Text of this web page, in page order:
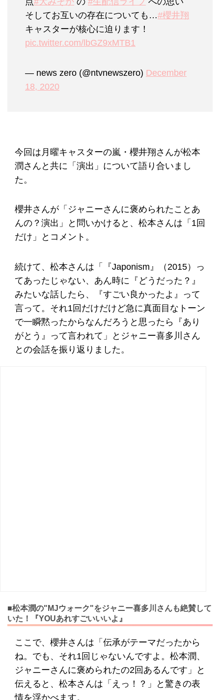
そしてお互いの存在についても…#櫻井翔
キャスターが核心に迫ります！
pic.twitter.com/lbGZ9xMTB1
— news zero (@ntvnewszero) December
18, 2020
今回は月曜キャスターの嵐・櫻井翔さんが松本
潤さんと共に「演出」について語り合いまし
た。
櫻井さんが「ジャニーさんに褒められたことあ
んの？演出」と問いかけると、松本さんは「1回
だけ」とコメント。
続けて、松本さんは「『Japonism』（2015）っ
てあったじゃない、あん時に『どうだった？』
みたいな話したら、『すごい良かったよ』って
言って。それ1回だけだけど急に真面目なトーン
で一瞬黙ったからなんだろうと思ったら『あり
がとう』って言われて」とジャニー喜多川さん
との会話を振り返りました。
■松本潤の"MJウォーク"をジャニー喜多川さんも絶賛して
いた！『YOUあれすごいいいよ』
ここで、櫻井さんは「伝承がテーマだったから
ね。でも、それ1回じゃないんですよ。松本潤、
ジャニーさんに褒められたの2回あるんです」と
伝えると、松本さんは「えっ！？」と驚きの表
情を浮かべます。